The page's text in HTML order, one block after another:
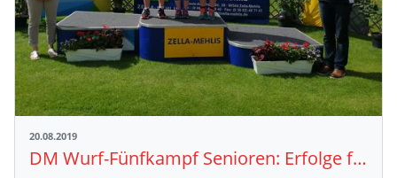
20.08.2019
DM Wurf-Fünfkampf Senioren: Erfolge für baden-württembergische Athleten